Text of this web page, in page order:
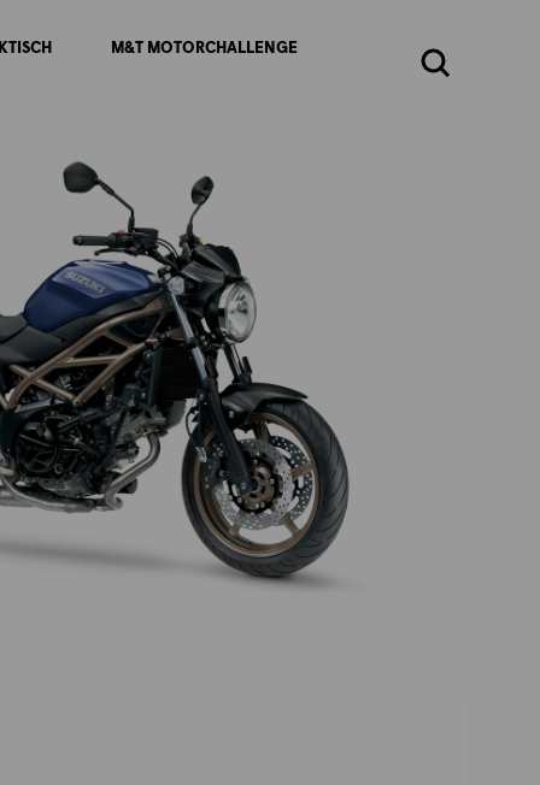
M&T MOTORCHALLENGE
Zoeken